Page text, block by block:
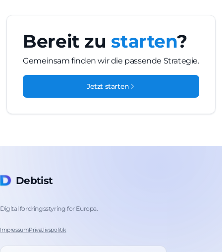
Bereit zu starten?
Gemeinsam finden wir die passende Strategie.
Jetzt starten
Debtist
Digital fordringsstyring for Europa.
ImpressumPrivatlivspolitik